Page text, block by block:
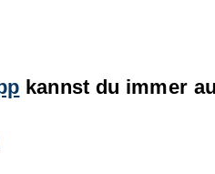
kannst du immer